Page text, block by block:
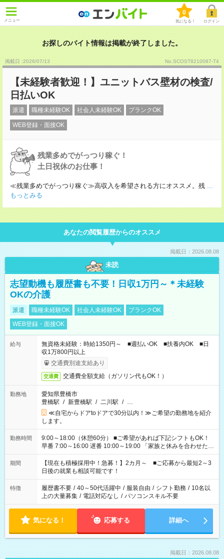
メニュー
0
気になる！ ログイン
お探しのバイト情報は掲載が終了しました。
掲載日 :2026/07/13 No.SCOST8210087-T4
【未経験者歓迎！】ユニットバス壁材の検査/
日払いOK
派遣 職種未経験OK 社会人未経験OK ブランクOK
WEB登録・面接OK
残業多めでがっつり稼ぐ！
土日祝休のお仕事！
≪残業多めでがっつり稼ぐ≫高収入を希望される方にオススメ。残 ...
もっとみる
あなたの閲覧履歴からのオススメ
掲載日：2026.08.08
未読
志望動機も履歴書も不要！日収1万円～＊未経験
OKの介護
派遣 職種未経験OK 社会人未経験OK
ブランクOK
WEB登録・面接OK
給与
無資格未経験：時給1350円～ ■週払いOK ■扶養内OK ■日
収1万800円以上
交通費別途支給あり
交通費 交通費全額支給（ガソリン代もOK！）
勤務地
愛知県豊橋市
豊橋駅 / 新豊橋駅 / 二川駅 / …
≪自宅からドアtoドアで30分以内！≫ご希望の勤務地を紹介
します。
勤務時間
9:00～18:00（休憩60分） ■ご希望があれば下記シフトもOK！
早番 7:00～16:00 遅番 10:00～19:00 「家族と休みを合わせた
い」 「余裕を持って夕飯の準備がしたい」 「できれば残業はし
たくない」 など、ご希望を教えてくださいね。 ※Wワーク希望
の方へ 今ご覧のお仕事で希望する勤務時間と、もう1つのお仕事
の勤務時間。 合計で週40時間を超える場合は応募できません。
期間
【現在も積極採用中！急募！】2カ月～ ■ご応募から最短2～3
日後の就業も相談可能です！
特徴 履歴書不要 / 40～50代活躍中 / 服装自由 / シフト勤務 / 10名以
上の大量募集 / 電話対応なし / パソコンスキル不要
気になる！ 応募する 詳細へ
掲載日：2026.08.08